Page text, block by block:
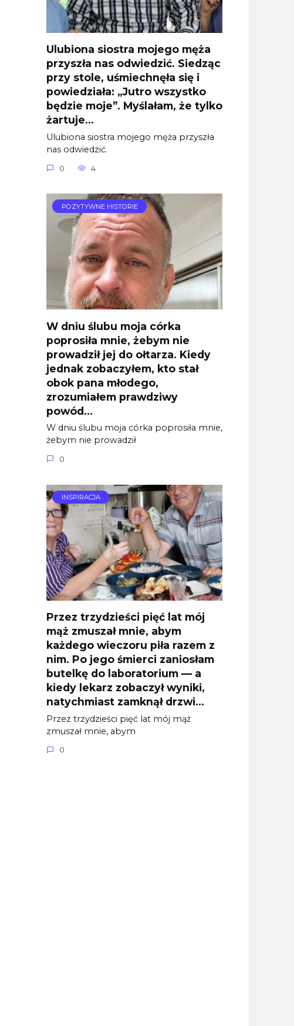
Ulubiona siostra mojego męża
przyszła nas odwiedzić. Siedząc
przy stole, uśmiechnęła się i
powiedziała: „Jutro wszystko
będzie moje”. Myślałam, że tylko
żartuje…
Ulubiona siostra mojego męża przyszła
nas odwiedzić.
0 4
POZYTYWNE HISTORIE
W dniu ślubu moja córka
poprosiła mnie, żebym nie
prowadził jej do ołtarza. Kiedy
jednak zobaczyłem, kto stał
obok pana młodego,
zrozumiałem prawdziwy
powód…
W dniu ślubu moja córka poprosiła mnie,
żebym nie prowadził
0
INSPIRACJA
Przez trzydzieści pięć lat mój
mąż zmuszał mnie, abym
każdego wieczoru piła razem z
nim. Po jego śmierci zaniosłam
butelkę do laboratorium — a
kiedy lekarz zobaczył wyniki,
natychmiast zamknął drzwi…
Przez trzydzieści pięć lat mój mąż
zmuszał mnie, abym
0